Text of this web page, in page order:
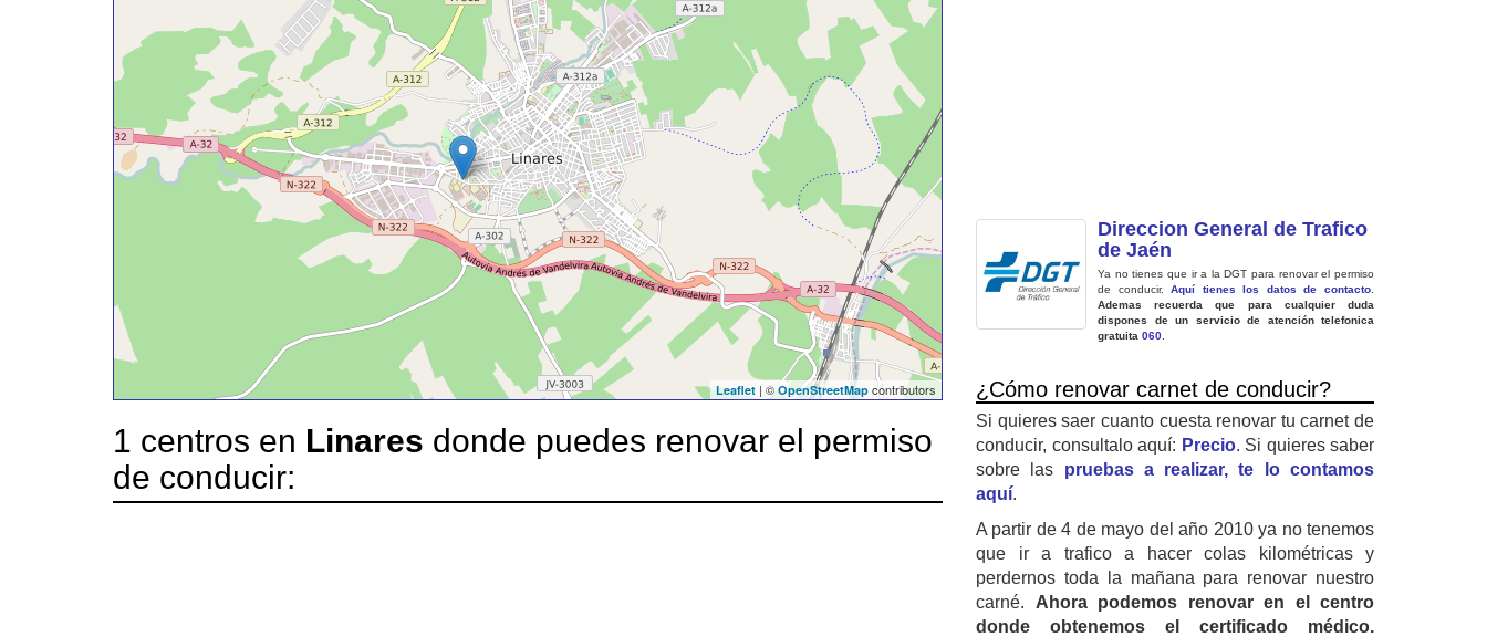
Leaflet | ©OpenStreetMap contributors
1 centros en Linares donde puedes renovar el permiso
de conducir:
Direccion General de Trafico
de Jaén
Ya no tienes que ir a la DGT para renovar el permiso
de conducir.Aquí tienes los datos de contacto
Ademas recuerda que para cualquier duda
dispones de un servicio de atención telefonica
gratuita 060
¿Cómo renovar carnet de conducir?
Si quieres saer cuanto cuesta renovar tu carnet de
conducir, consultalo aquí: Precio. Si quieres saber
sobre las pruebas a realizar, te lo contamos
aquí.
A partir de 4 de mayo del año 2010 ya no tenemos
que ir a trafico a hacer colas kilométricas y
perdernos toda la mañana para renovar nuestro
carné. Ahora podemos renovar en el centro
donde obtenemos el certificado médico.